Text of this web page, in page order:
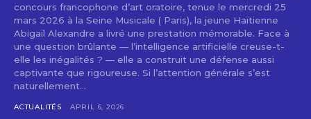
concours francophone d’art oratoire, tenue le mercredi 25
mars 2026 à la Seine Musicale ( Paris), la jeune Haïtienne
Abigaïl Alexandre a livré une prestation mémorable. Face à
une question brûlante — l’intelligence artificielle creuse-t-
elle les inégalités ? — elle a construit une défense aussi
captivante que rigoureuse. Si l’attention générale s’est
naturellement...
ACTUALITÉS APRIL 6, 2026